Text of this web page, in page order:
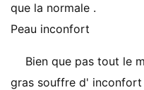
que la normale .
Peau inconfort
Bien que pas tout le
gras souffre d'